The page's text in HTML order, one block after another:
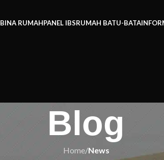
BINA RUMAHPANEL IBSRUMAH BATU-BATA
Blog
Home/News